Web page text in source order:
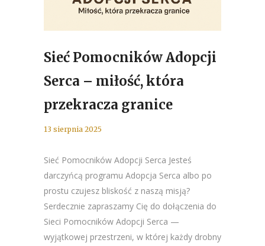
Sieć Pomocników Adopcji
Serca – miłość, która
przekracza granice
13 sierpnia 2025
Sieć Pomocników Adopcji Serca Jesteś
darczyńcą programu Adopcja Serca albo po
prostu czujesz bliskość z naszą misją?
Serdecznie zapraszamy Cię do dołączenia do
Sieci Pomocników Adopcji Serca —
wyjątkowej przestrzeni, w której każdy drobny